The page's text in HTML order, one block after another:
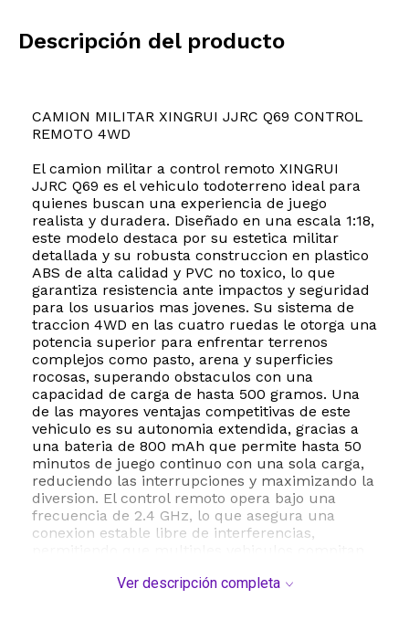
Descripción del producto
CAMION MILITAR XINGRUI JJRC Q69 CONTROL
REMOTO 4WD
El camion militar a control remoto XINGRUI
JJRC Q69 es el vehiculo todoterreno ideal para
quienes buscan una experiencia de juego
realista y duradera. Diseñado en una escala 1:18,
este modelo destaca por su estetica militar
detallada y su robusta construccion en plastico
ABS de alta calidad y PVC no toxico, lo que
garantiza resistencia ante impactos y seguridad
para los usuarios mas jovenes. Su sistema de
traccion 4WD en las cuatro ruedas le otorga una
potencia superior para enfrentar terrenos
complejos como pasto, arena y superficies
rocosas, superando obstaculos con una
capacidad de carga de hasta 500 gramos. Una
de las mayores ventajas competitivas de este
vehiculo es su autonomia extendida, gracias a
una bateria de 800 mAh que permite hasta 50
minutos de juego continuo con una sola carga,
reduciendo las interrupciones y maximizando la
diversion. El control remoto opera bajo una
frecuencia de 2.4 GHz, lo que asegura una
conexion estable libre de interferencias,
juguete no solo ofrece entretenimiento, sino que
Ver descripción completa